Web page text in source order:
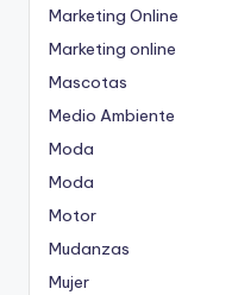
Marketing Online
Marketing online
Mascotas
Medio Ambiente
Moda
Moda
Motor
Mudanzas
Mujer